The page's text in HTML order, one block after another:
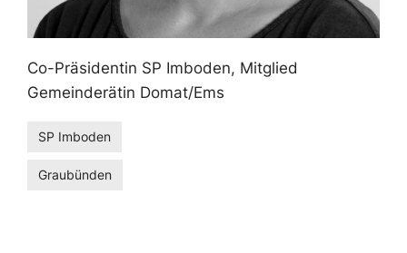
Co-Präsidentin SP Imboden, Mitglied
Gemeinderätin Domat/Ems
SP Imboden
Graubünden